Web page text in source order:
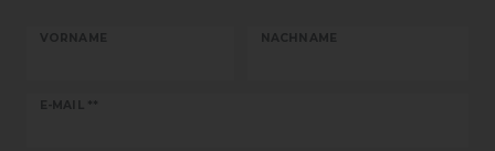
VORNAME NACHNAME
E-MAIL **
Newsletter